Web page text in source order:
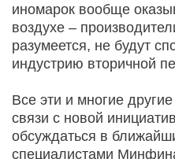
иномарок вообще
воздухе –
разумеется, не будут
индустрию вторичной
Все эти и многие
связи с новой
обсуждаться в
специалистами